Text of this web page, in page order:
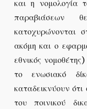
και η νομολογία
παραβιάσεων
κατοχυρώνονται
ακόμη και ο
εθνικός
το ενωσιακό
καταδεικνύουν
του ποινικού